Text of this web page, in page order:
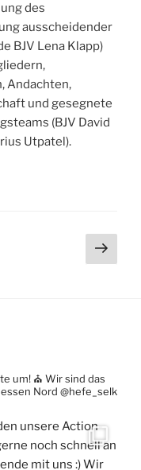
des
ausscheidender
BJV Lena Klapp)
Andachten,
und gesegnete
(BJV David
Utpatel).
um! ⛪ Wir sind das
Nord @hefe_selk